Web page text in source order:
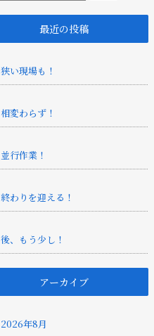
最近の投稿
狭い現場も！
相変わらず！
並行作業！
終わりを迎える！
後、もう少し！
アーカイブ
2026年8月